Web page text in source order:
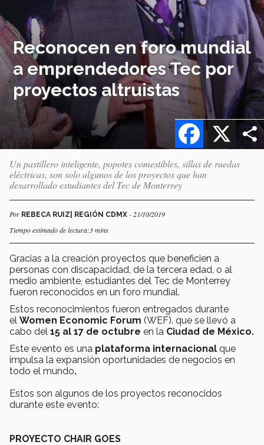
Reconocen en foro mundial
a emprendedores Tec por
proyectos altruistas
X
Facebook
Un pastillero inteligente, popotes comestibles, sillas de ruedas
eléctricas, son solo algunos de los proyectos que han
desarrollado estudiantes del Tec de Monterrey
Por REBECA RUIZ| REGIÓN CDMX - 21/10/2019
Tiempo estimado de lectura:3 mins
Gracias a la creación proyectos que beneficien a
personas con discapacidad, de la tercera edad, o al
medio ambiente, estudiantes del Tec de Monterrey
fueron reconocidos en un foro mundial.
Estos reconocimientos fueron entregados durante
el Women Economic Forum (WEF). que se llevó a
cabo del 15 al 17 de octubre en la Ciudad de México.
Este evento es una plataforma internacional que
impulsa la expansión oportunidades de negocios en
todo el mundo.
Estos son algunos de los proyectos reconocidos
durante este evento:
PROYECTO CHAIR GOES